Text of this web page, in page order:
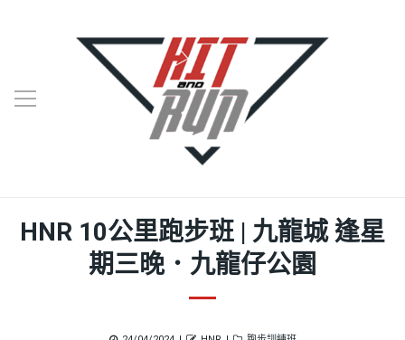
HNR 10公里跑步班 | 九龍城 逢星
期三晚．九龍仔公園